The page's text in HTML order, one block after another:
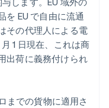
を EU で自由に流通
その代理人による電
1 日現在、これは商
出荷に義務付けられ
までの貨物に適用さ